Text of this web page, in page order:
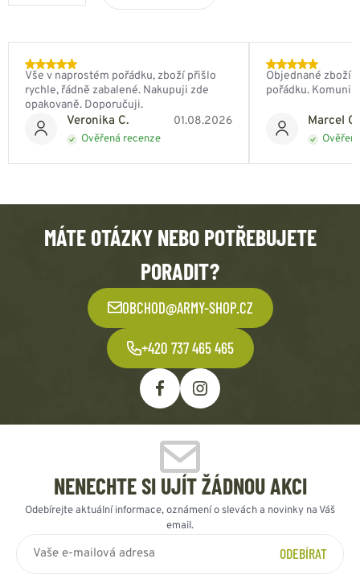
Veronika C. 01.08.2026
Ověřená recenze
Vše v naprostém pořádku, zboží přišlo
rychle, řádně zabalené. Nakupuji zde
opakovaně. Doporučuji.
Marcel
Objednané zboží
pořádku.
MÁTE OTÁZKY NEBO POTŘEBUJETE
PORADIT?
OBCHOD@ARMY-SHOP.CZ
+420 737 465 465
NENECHTE SI UJÍT ŽÁDNOU AKCI
Odebírejte aktuální informace, oznámení o slevách a novinky na Váš
email.
ODEBÍRAT